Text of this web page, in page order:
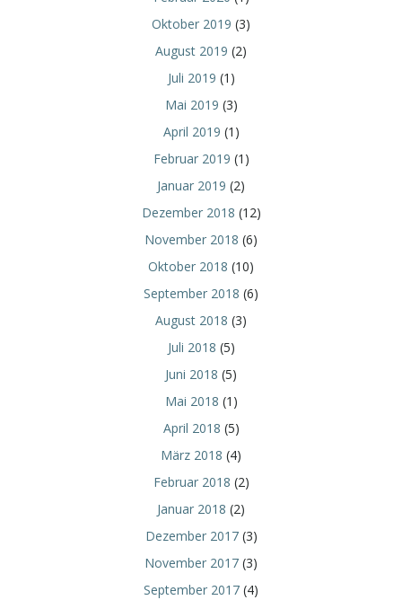
Oktober 2019 (3)
August 2019 (2)
Juli 2019 (1)
Mai 2019 (3)
April 2019 (1)
Februar 2019 (1)
Januar 2019 (2)
Dezember 2018 (12)
November 2018 (6)
Oktober 2018 (10)
September 2018 (6)
August 2018 (3)
Juli 2018 (5)
Juni 2018 (5)
Mai 2018 (1)
April 2018 (5)
März 2018 (4)
Februar 2018 (2)
Januar 2018 (2)
Dezember 2017(3)
November 2017 (3)
September 2017 (4)